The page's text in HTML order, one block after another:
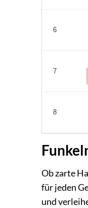
6
7
8
Ob zarte
für jeden
und